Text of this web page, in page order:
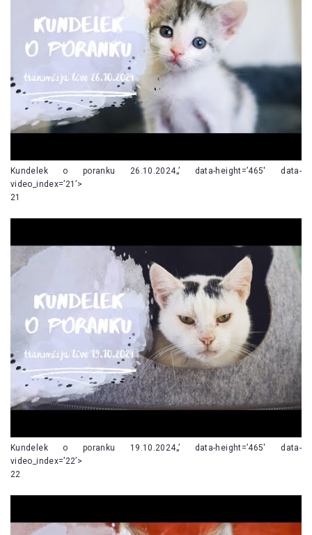
Kundelek o poranku 26.10.2024„’ data-height=’465′ data-
video_index=’21’>
21
Kundelek o poranku 19.10.2024„’ data-height=’465′ data-
video_index=’22’>
22